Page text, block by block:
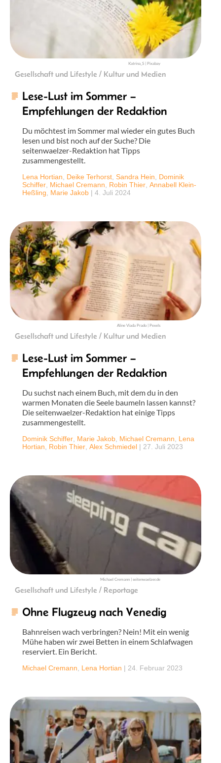
Katrina_S | Pixabay
Gesellschaft und Lifestyle / Kultur und Medien
Lese-Lust im Sommer –
Empfehlungen der Redaktion
Du möchtest im Sommer mal wieder ein gutes Buch
lesen und bist noch auf der Suche? Die
seitenwaelzer-Redaktion hat Tipps
zusammengestellt.
Lena Hortian Deike Terhorst Sandra Hein
Dominik
Schiffer Michael Cremann Robin Thier Annabell Klein-
Heßling
Marie Jakob | 4. Juli 2024
Aline Viada Prado | Pexels
Gesellschaft und Lifestyle / Kultur und Medien
Lese-Lust im Sommer –
Empfehlungen der Redaktion
Du suchst nach einem Buch, mit dem du in den
warmen Monaten die Seele baumeln lassen kannst?
Die seitenwaelzer-Redaktion hat einige Tipps
zusammengestellt.
Dominik Schiffer Marie Jakob Michael Cremann
Lena
Hortian
Robin Thier Alex Schmiedel | 27. Juli 2023
Michael Cremann | seitenwaelzer.de
Gesellschaft und Lifestyle / Reportage
Ohne Flugzeug nach Venedig
Bahnreisen wach verbringen? Nein! Mit ein wenig
Mühe haben wir zwei Betten in einem Schlafwagen
reserviert. Ein Bericht.
Michael Cremann Lena Hortian | 24. Februar 2023